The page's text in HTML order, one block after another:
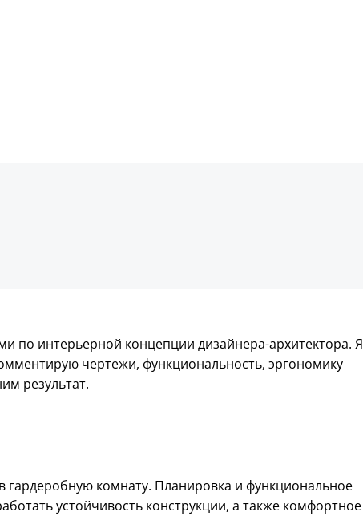
по интерьерной концепции дизайнера-архитектора. Я
чертежи, функциональность, эргономику
результат.
гардеробную комнату. Планировка и функциональное
устойчивость конструкции, а также комфортное